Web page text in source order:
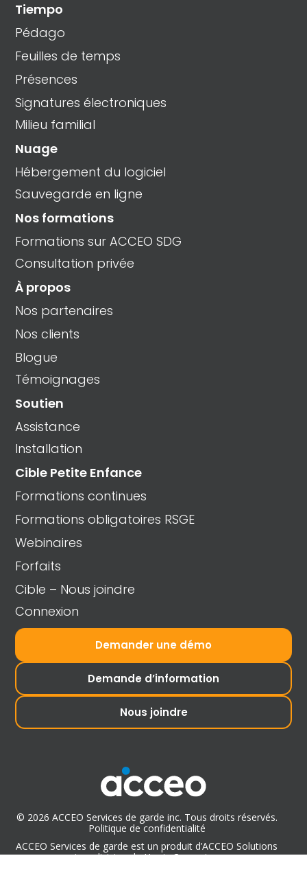
Tiempo
Pédago
Feuilles de temps
Présences
Signatures électroniques
Milieu familial
Nuage
Hébergement du logiciel
Sauvegarde en ligne
Nos formations
Formations sur ACCEO SDG
Consultation privée
À propos
Nos partenaires
Nos clients
Blogue
Témoignages
Soutien
Assistance
Installation
Cible Petite Enfance
Formations continues
Formations obligatoires RSGE
Webinaires
Forfaits
Cible – Nous joindre
Connexion
Demander une démo
Demande d’information
Nous joindre
© 2026 ACCEO Services de garde inc. Tous droits réservés.
Politique de confidentialité
ACCEO Services de garde est un produit d’ACCEO Solutions
inc., division de Harris Computer.